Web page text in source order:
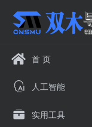
首 页
人工智能
实用工具